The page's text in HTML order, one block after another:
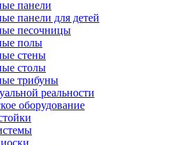
панели
панели для детей
песочницы
полы
стены
столы
трибуны
реальности
оборудование